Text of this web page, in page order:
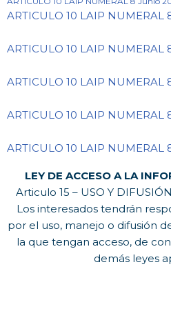
ARTICULO 10 LAIP NUMERAL
ARTICULO 10 LAIP NUMERAL
ARTICULO 10 LAIP
ARTICULO 10 LAIP
ARTICULO 10 LAIP
LEY DE ACCESO A LA
Articulo 15 – USO Y
Los interesados tendrán
por el uso, manejo o difusión
la que tengan acceso, de
demás leyes